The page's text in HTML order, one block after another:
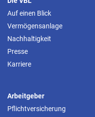
Auf einen Blick
Vermögensanlage
Nachhaltigkeit
Presse
Karriere
Arbeitgeber
Pflichtversicherung